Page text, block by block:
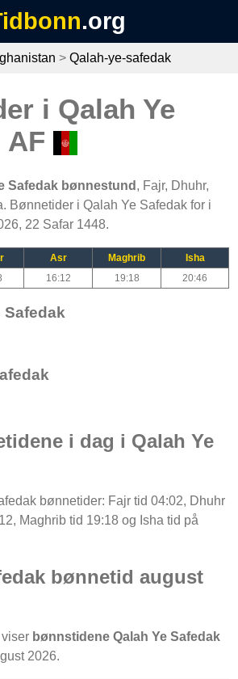
.org
> Qalah-ye-safedak
i Qalah Ye
AF
Safedak bønnestund , Fajr, Dhuhr,
Bønnetider i Qalah Ye Safedak for i
22 Safar 1448.
Asr Maghrib
Isha
16:12 19:18 20:46
Safedak
i dag i Qalah Ye
bønnetider: Fajr tid 04:02, Dhuhr
Maghrib tid 19:18 og Isha tid på
bønnetid august
bønnstidene Qalah Ye Safedak
2026.